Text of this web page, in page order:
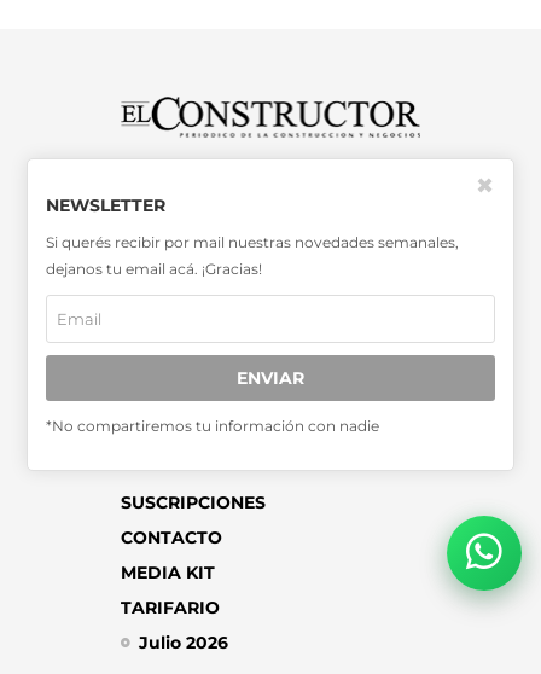
OTRAS PUBLICACIONES >>
ADEPA
SUSCRIPCIONES
CONTACTO
MEDIA KIT
TARIFARIO
Julio 2026
NEWSLETTER
Si querés recibir por mail nuestras novedades semanales,
dejanos tu email acá. ¡Gracias!
ENVIAR
*No compartiremos tu información con nadie
✖